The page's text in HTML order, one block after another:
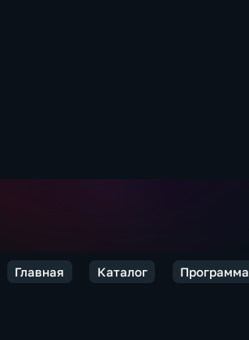
Главная Каталог Программа